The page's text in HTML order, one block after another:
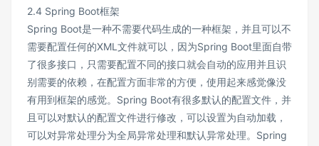
2.4 Spring Boot框架
Spring Boot是一种不需要代码生成的一种框架，并且可以不
需要配置任何的XML文件就可以，因为Spring Boot里面自带
了很多接口，只需要配置不同的接口就会自动的应用并且识
别需要的依赖，在配置方面非常的方便，使用起来感觉像没
有用到框架的感觉。Spring Boot有很多默认的配置文件，并
且可以对默认的配置文件进行修改，可以设置为自动加载，
可以对异常处理分为全局异常处理和默认异常处理。Spring